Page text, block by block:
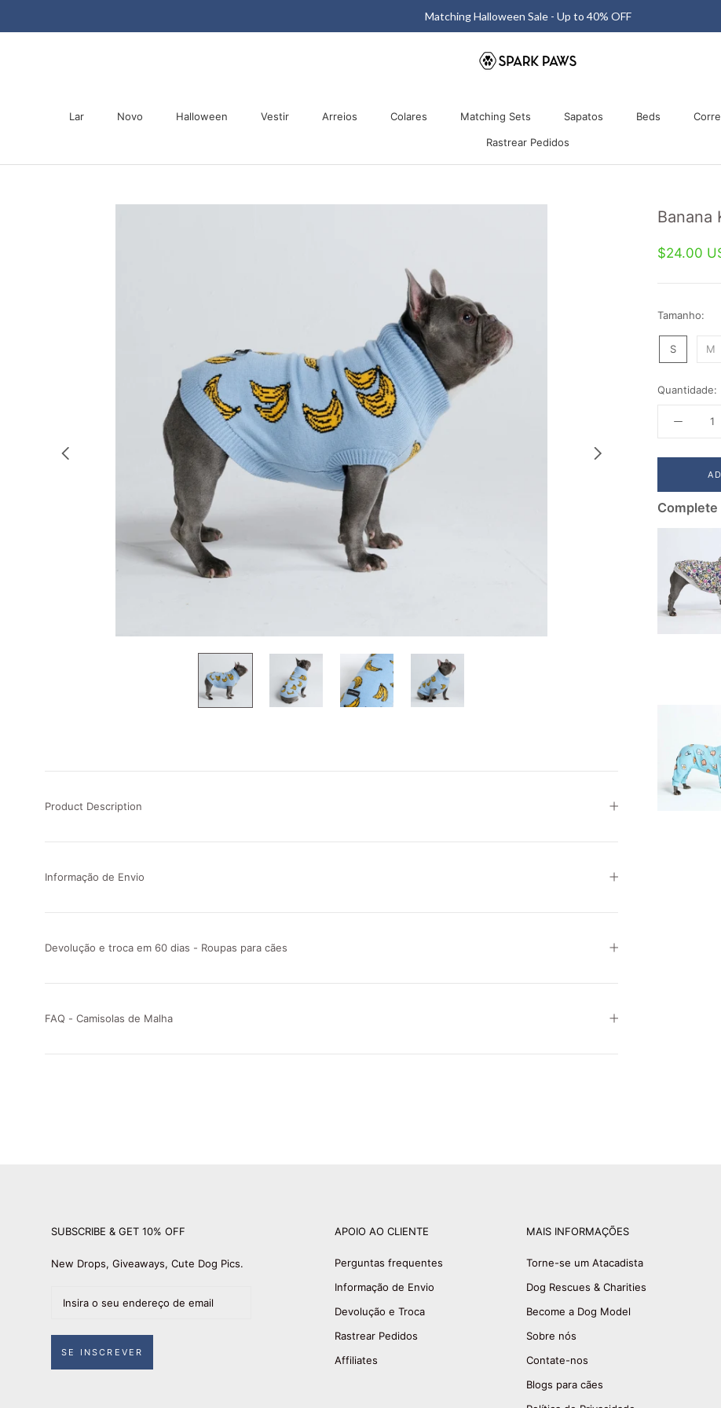
Matching Halloween Sale - Up to 40% OFF
Lar Novo Halloween Vestir Arreios Colares Matching Sets Sapatos Beds
Rastrear Pedidos
Banana
$24.00
Tamanho:
S M
Quantidade:
Product Description
Informação de Envio
Devolução e troca em 60 dias - Roupas para cães
FAQ - Camisolas de Malha
SUBSCRIBE & GET 10% OFF
New Drops, Giveaways, Cute Dog Pics.
SE INSCREVER
APOIO AO CLIENTE
Perguntas frequentes
Informação de Envio
Devolução e Troca
Rastrear Pedidos
Affiliates
MAIS INFORMAÇÕES
Torne-se um Atacadista
Dog Rescues & Charities
Become a Dog Model
Sobre nós
Contate-nos
Blogs para cães